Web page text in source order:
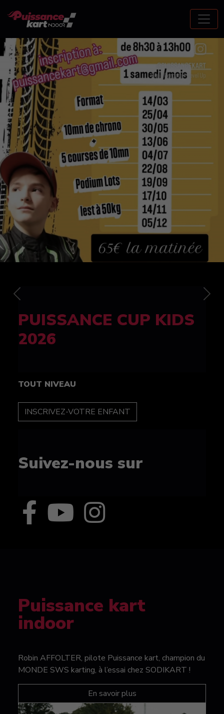
FELINE CUP 100%
féminine
TOUT NIVEAU
INSCRIPTION
Suivez-nous sur
Previous Next
Puissance kart
indoor
Robin AFFOLTER, pilote Puissance kart, champion du
MONDE SWS karting, à l’essai chez SODIKART !
En savoir plus